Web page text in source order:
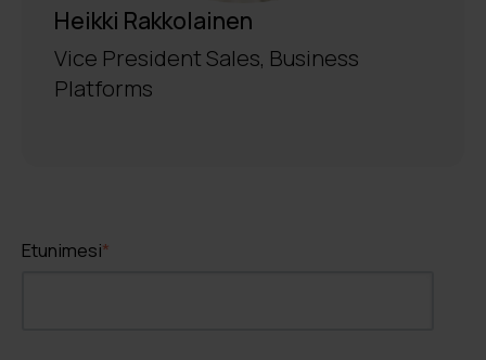
Heikki Rakkolainen
Vice President Sales, Business
Platforms
Etunimesi*